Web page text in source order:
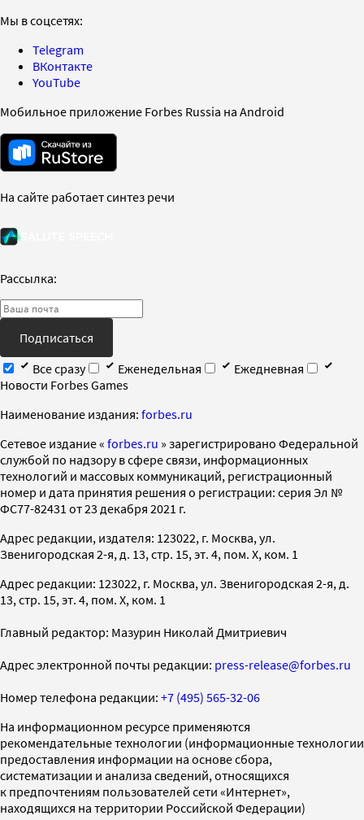
Мы в соцсетях:
Telegram
ВКонтакте
YouTube
Мобильное приложение Forbes Russia на Android
На сайте работает синтез речи
Рассылка:
Подписаться
Все сразу
Еженедельная
Ежедневная
Новости Forbes Games
Наименование издания: forbes.ru
Cетевое издание « forbes.ru » зарегистрировано Федеральной
службой по надзору в сфере связи, информационных
технологий и массовых коммуникаций, регистрационный
номер и дата принятия решения о регистрации: серия Эл №
ФС77-82431 от 23 декабря 2021 г.
Адрес редакции, издателя: 123022, г. Москва, ул.
Звенигородская 2-я, д. 13, стр. 15, эт. 4, пом. X, ком. 1
Адрес редакции: 123022, г. Москва, ул. Звенигородская 2-я, д.
13, стр. 15, эт. 4, пом. X, ком. 1
Главный редактор: Мазурин Николай Дмитриевич
Адрес электронной почты редакции: press-release@forbes.ru
Номер телефона редакции: +7 (495) 565-32-06
На информационном ресурсе применяются
рекомендательные технологии (информационные технологии
предоставления информации на основе сбора,
систематизации и анализа сведений, относящихся
к предпочтениям пользователей сети «Интернет»,
находящихся на территории Российской Федерации)